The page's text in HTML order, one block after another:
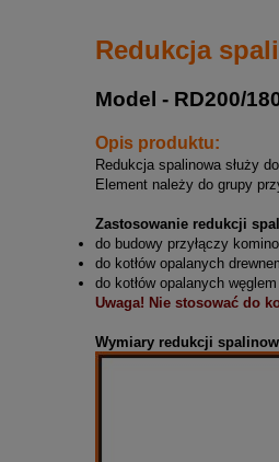
Redukcja
Model - RD200/
Opis produktu:
Redukcja spalinowa służy
Element należy do grupy
Zastosowanie redukcji
do budowy przyłączy
do kotłów opalanych
do kotłów opalanych węglem
Uwaga! Nie stosować do
Wymiary redukcji